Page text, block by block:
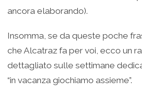
ancora elaborando).
Insomma, se da queste poche
che Alcatraz fa per voi, ecco un
dettagliato sulle settimane
“in vacanza giochiamo assieme”.